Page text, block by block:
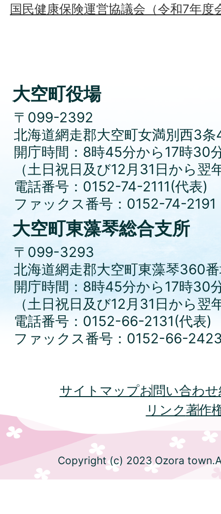
国民健康保険運営協議会（令和7年度
大空町役場
〒099-2392
北海道網走郡大空町女満別西3条
開庁時間：8時45分から17時30
（土日祝日及び12月31日から
電話番号：0152-74-2111(代表)
ファックス番号：0152-74-2191
大空町東藻琴総合支所
〒099-3293
北海道網走郡大空町東藻琴360
開庁時間：8時45分から17時30
（土日祝日及び12月31日から
電話番号：0152-66-2131(代表)
ファックス番号：0152-66-
サイトマップお問い合わせ
リンク著作
Copyright (c) 2023 Ozora